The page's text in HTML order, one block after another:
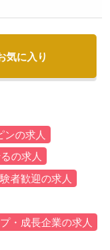
気に入り
ンの求人
の求人
者歓迎の求人
・成長企業の求人